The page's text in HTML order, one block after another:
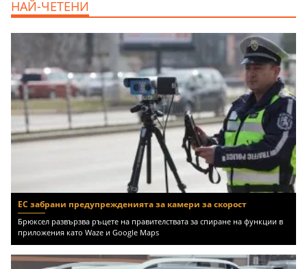
НАЙ-ЧЕТЕНИ
ЕС забрани предупрежденията за камери за скорост
Брюксел развързва ръцете на правителствата за спиране на функции в
приложения като Waze и Google Maps